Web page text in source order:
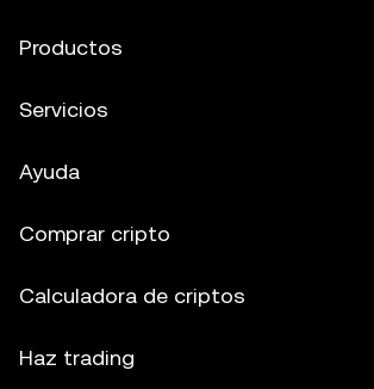
Productos
Servicios
Ayuda
Comprar cripto
Calculadora de criptos
Haz trading